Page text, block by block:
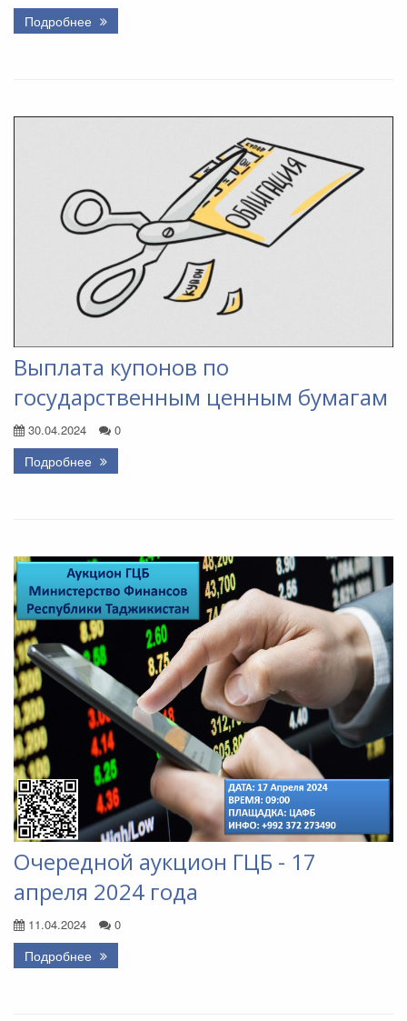
Подробнее
Выплата купонов по
государственным ценным бумагам
30.04.2024 0
Подробнее
Очередной аукцион ГЦБ - 17
апреля 2024 года
11.04.2024 0
Подробнее